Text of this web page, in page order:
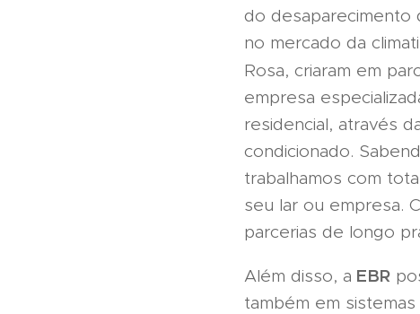
do desaparecimento
no mercado da
Rosa, criaram em
empresa
residencial, através
condicionado.
trabalhamos com
seu lar ou empresa.
parcerias de longo
Além disso, a EBR
também em